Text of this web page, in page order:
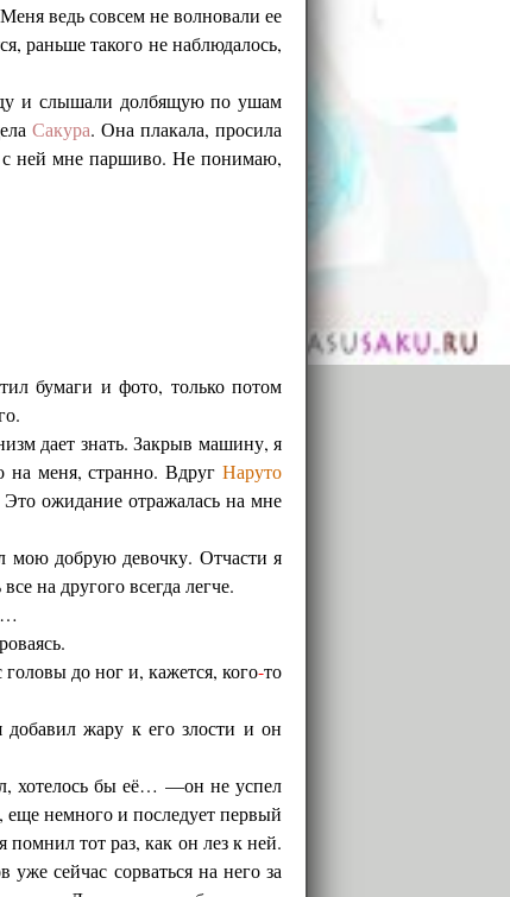
ведь совсем не волновали ее
раньше такого не наблюдалось,
и слышали долбящую по ушам
Сакура. Она плакала, просила
с ней мне паршиво. Не понимаю,
бумаги и фото, только потом
дает знать. Закрыв машину, я
на меня, странно. ВдругНаруто
ожидание отражалась на мне
мою добрую девочку. Отчасти я
на другого всегда легче.
до ног и, кажется, кого-то
жару к его злости и он
хотелось бы её… —он не успел
еще немного и последует первый
тот раз, как он лез к ней.
сейчас сорваться на него за